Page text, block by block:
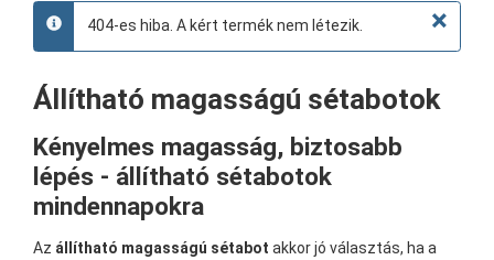
×
info
404-es hiba. A kért termék nem létezik.
Állítható magasságú sétabotok
Kényelmes magasság, biztosabb
lépés - állítható sétabotok
mindennapokra
Az állítható magasságú sétabot akkor jó választás, ha a